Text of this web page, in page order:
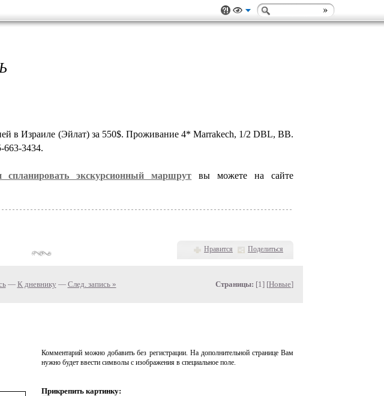
в Израиле (Эйлат) за 550$. Проживание 4* Marrakech, 1/2 DBL, BB.
663-3434.
экскурсионный маршрут вы можете на сайте
Нравится Поделиться
— К дневнику — След. запись » Страницы: [1] [Новые]
Комментарий можно добавить без регистрации. На дополнительной странице Вам
нужно будет ввести символы с изображения в специальное поле.
Прикрепить картинку: